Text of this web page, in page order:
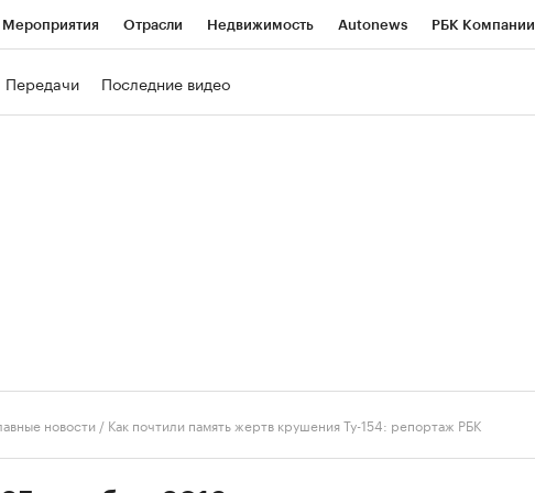
Мероприятия Отрасли Недвижимость Autonews РБК Компании
Передачи Последние видео
новости / Как почтили память жертв крушения Ту-154: репортаж РБК